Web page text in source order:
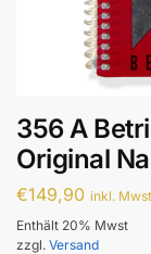
356 A
Original
€149,90 inkl. Mwst
Enthält 20% Mwst
zzgl. Versand